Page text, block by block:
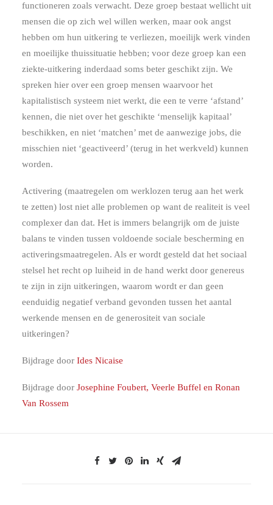
functioneren zoals verwacht. Deze groep bestaat wellicht uit
mensen die op zich wel willen werken, maar ook angst
hebben om hun uitkering te verliezen, moeilijk werk vinden
en moeilijke thuissituatie hebben; voor deze groep kan een
ziekte-uitkering inderdaad soms beter geschikt zijn. We
spreken hier over een groep mensen waarvoor het
kapitalistisch systeem niet werkt, die een te verre ‘afstand’
kennen, die niet over het geschikte ‘menselijk kapitaal’
beschikken, en niet ‘matchen’ met de aanwezige jobs, die
misschien niet ‘geactiveerd’ (terug in het werkveld) kunnen
worden.
Activering (maatregelen om werklozen terug aan het werk
te zetten) lost niet alle problemen op want de realiteit is veel
complexer dan dat. Het is immers belangrijk om de juiste
balans te vinden tussen voldoende sociale bescherming en
activeringsmaatregelen. Als er wordt gesteld dat het sociaal
stelsel het recht op luiheid in de hand werkt door genereus
te zijn in zijn uitkeringen, waarom wordt er dan geen
eenduidig negatief verband gevonden tussen het aantal
werkende mensen en de generositeit van sociale
uitkeringen?
Bijdrage door Ides Nicaise
Bijdrage door Josephine Foubert, Veerle Buffel en Ronan
Van Rossem